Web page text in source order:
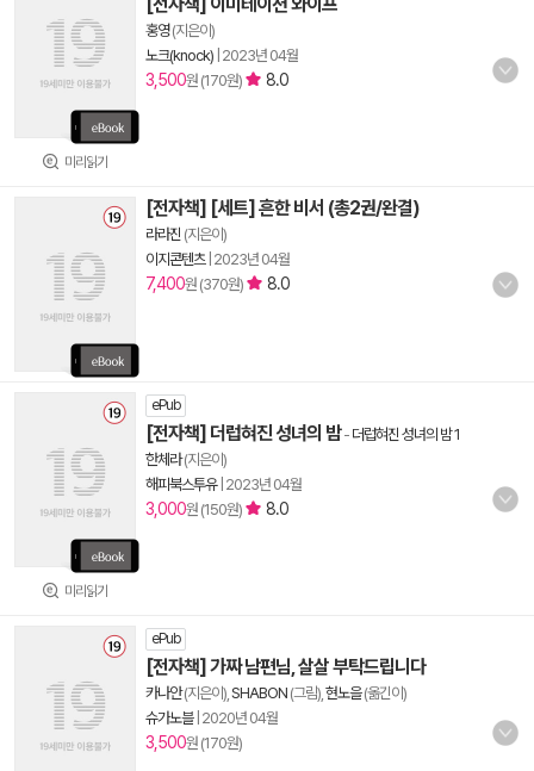
미리읽기
홍영(지은이)
노크(knock) 2023년 04월
3,500원 (170원) 8.0
[전자책] [세트] 흔한 비서 (총2권/완결)
라라진 (지은이)
이지콘텐츠| 2023년 04월
7,400원 (370원) 8.0
미리읽기
ePub
[전자책] 더럽혀진 성녀의 밤- 더럽혀진 성녀의 밤 1
한체라(지은이)
해피북스투유| 2023년 04월
3,000원 (150원) 8.0
ePub
[전자책] 가짜 남편님, 살살 부탁드립니다
카나안(지은이), SHABON (그림), 현노을(옮긴이)
슈가노블| 2020년 04월
3,500원 (170원)